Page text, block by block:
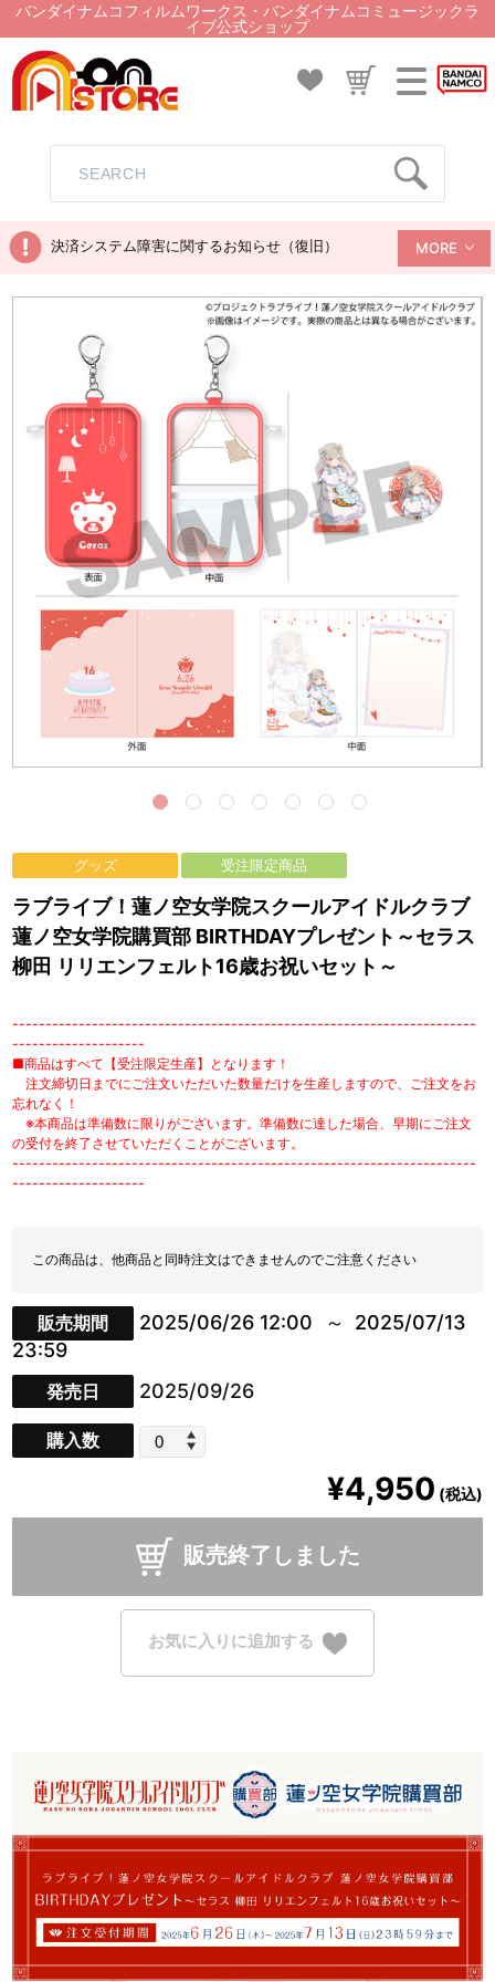
バンダイナムコフィルムワークス・バンダイナムコミュージックラ
イブ公式ショップ
決済システム障害に関するお知らせ（復旧） MORE
グッズ 受注限定商品
ラブライブ！蓮ノ空女学院スクールアイドルクラブ
蓮ノ空女学院購買部 BIRTHDAYプレゼント～セラス
柳田 リリエンフェルト16歳お祝いセット～
----------------------------------------------------------------------
--------------------
■商品はすべて【受注限定生産】となります！
注文締切日までにご注文いただいた数量だけを生産しますので、ご注文をお
忘れなく！
※本商品は準備数に限りがございます。準備数に達した場合、早期にご注文
の受付を終了させていただくことがございます。
----------------------------------------------------------------------
--------------------
この商品は、他商品と同時注文はできませんのでご注意ください
販売期間 2025/06/26 12:00
2025/07/13
23:59
発売日 2025/09/26
購入数
¥4,950 (税込)
販売終了しました
お気に入りに追加する